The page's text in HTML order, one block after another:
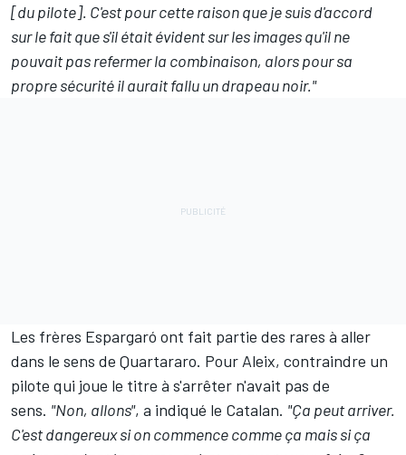
[du pilote]. C'est pour cette raison que je suis d'accord
sur le fait que s'il était évident sur les images qu'il ne
pouvait pas refermer la combinaison, alors pour sa
propre sécurité il aurait fallu un drapeau noir."
Les frères Espargaró ont fait partie des rares à aller
dans le sens de Quartararo. Pour Aleix, contraindre un
pilote qui joue le titre à s'arrêter n'avait pas de
sens. "Non, allons", a indiqué le Catalan. "Ça peut arriver.
C'est dangereux si on commence comme ça mais si ça